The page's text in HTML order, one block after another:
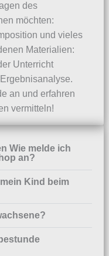
des
möchten:
und vieles
Materialien:
Unterricht
an und erfahren
vermitteln!
Wie melde ich
an?
Kind beim